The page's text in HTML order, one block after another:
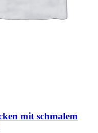
mit schmalem